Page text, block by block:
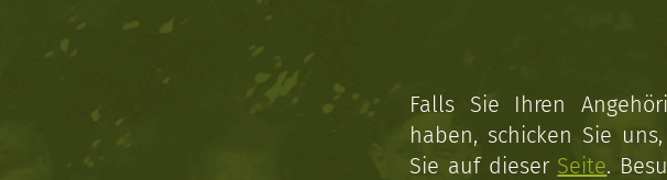
Falls Sie Ihren
haben, schicken Sie
Sie auf dieser Seite.